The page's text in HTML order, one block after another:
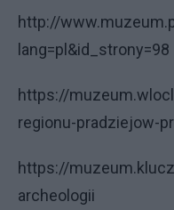
http://
lang=pl&id_strony=98
https://
regionu-pradziejow-
https://
archeologii